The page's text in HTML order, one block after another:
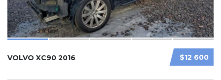
$12 600
VOLVO XC90 2016